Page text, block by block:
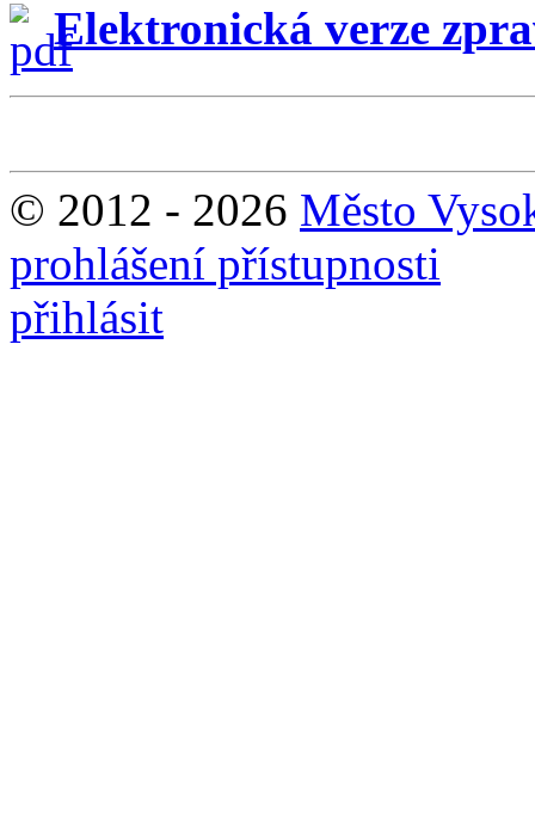
Elektronická verze
© 2012 - 2026 Město
prohlášení přístupnosti
přihlásit